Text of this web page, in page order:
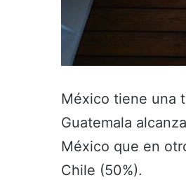
México tiene una
Guatemala
México que en
Chile (50%).